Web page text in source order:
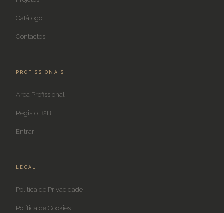
Catálogo
Contactos
PROFISSIONAIS
Área Profissional
Registo B2B
Entrar
LEGAL
Política de Privacidade
Política de Cookies